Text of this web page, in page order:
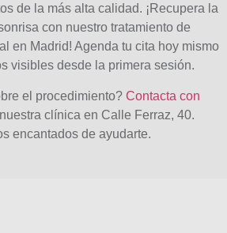
de la más alta calidad. ¡Recupera la
con nuestro tratamiento de
en Madrid! Agenda tu cita hoy mismo
visibles desde la primera sesión.
el procedimiento? Contacta con
clínica en Calle Ferraz, 40.
encantados de ayudarte.